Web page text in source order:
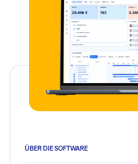
ÜBER DIE SOFTWARE